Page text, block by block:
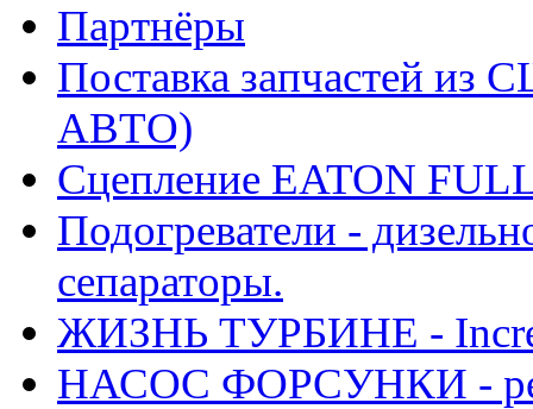
Партнёры
Поставка запчастей
АВТО)
Сцепление EATON
Подогреватели -
сепараторы.
ЖИЗНЬ ТУРБИНЕ -
НАСОС ФОРСУНКИ -